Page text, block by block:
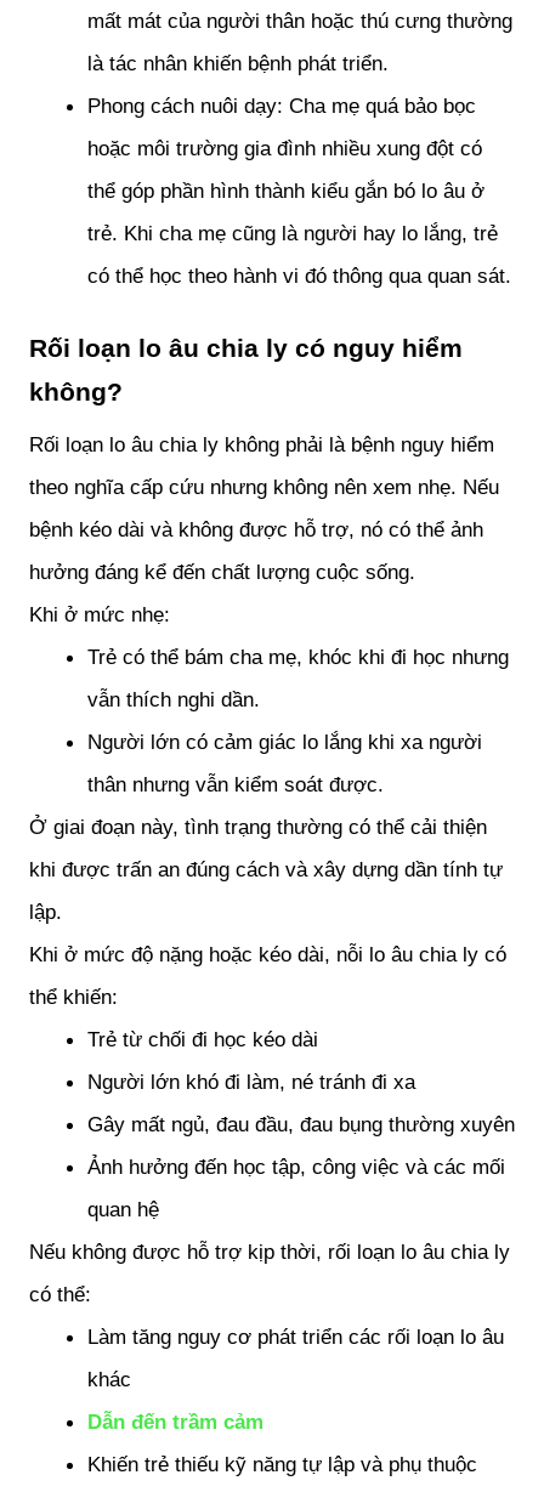
mất mát của người thân hoặc thú cưng thường
là tác nhân khiến bệnh phát triển.
Phong cách nuôi dạy: Cha mẹ quá bảo bọc
hoặc môi trường gia đình nhiều xung đột có
thể góp phần hình thành kiểu gắn bó lo âu ở
trẻ. Khi cha mẹ cũng là người hay lo lắng, trẻ
có thể học theo hành vi đó thông qua quan sát.
Rối loạn lo âu chia ly có nguy hiểm
không?
Rối loạn lo âu chia ly không phải là bệnh nguy hiểm
theo nghĩa cấp cứu nhưng không nên xem nhẹ. Nếu
bệnh kéo dài và không được hỗ trợ, nó có thể ảnh
hưởng đáng kể đến chất lượng cuộc sống.
Khi ở mức nhẹ:
Trẻ có thể bám cha mẹ, khóc khi đi học nhưng
vẫn thích nghi dần.
Người lớn có cảm giác lo lắng khi xa người
thân nhưng vẫn kiểm soát được.
Ở giai đoạn này, tình trạng thường có thể cải thiện
khi được trấn an đúng cách và xây dựng dần tính tự
lập.
Khi ở mức độ nặng hoặc kéo dài, nỗi lo âu chia ly có
thể khiến:
Trẻ từ chối đi học kéo dài
Người lớn khó đi làm, né tránh đi xa
Gây mất ngủ, đau đầu, đau bụng thường xuyên
Ảnh hưởng đến học tập, công việc và các mối
quan hệ
Nếu không được hỗ trợ kịp thời, rối loạn lo âu chia ly
có thể:
Làm tăng nguy cơ phát triển các rối loạn lo âu
khác
Dẫn đến trầm cảm
Khiến trẻ thiếu kỹ năng tự lập và phụ thuộc